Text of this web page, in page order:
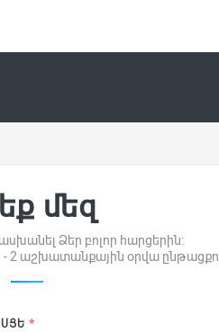
մեզ
Ձեր բոլոր հարցերին:
2 աշխատանքային օրվա
*